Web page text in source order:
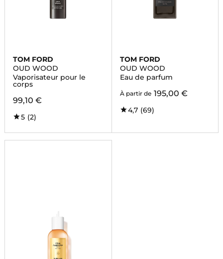
TOM FORD
OUD WOOD
Vaporisateur pour le
corps
99,10 €
5 (2)
TOM FORD
OUD WOOD
Eau de parfum
À partir de 195,00 €
4,7 (69)